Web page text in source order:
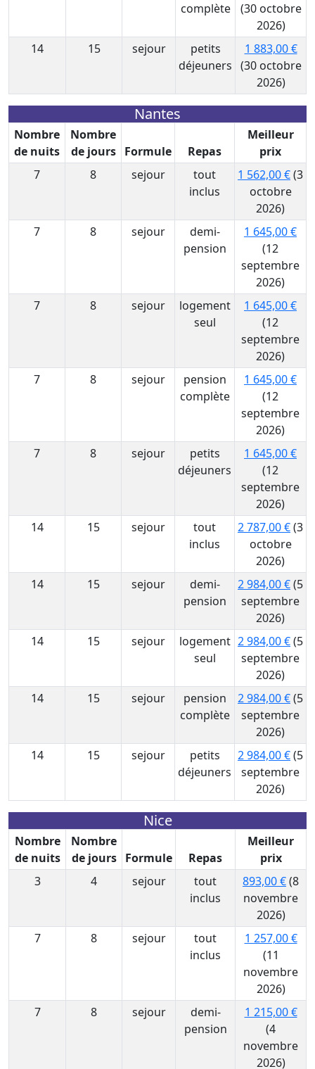
complète
(30 octobre
2026)
14
15 sejour
petits
déjeuners
1 883,00 €
(30 octobre
2026)
Nantes
Nombre
de nuits
Nombre
de jours
Formule Repas
Meilleur
prix
7
8 sejour
tout
inclus
1 562,00 €(3
octobre
2026)
7
8 sejour
demi-
pension
1 645,00 €
(12
septembre
2026)
7
8 sejour
logement
seul
1 645,00 €
(12
septembre
2026)
7
8 sejour
pension
complète
1 645,00 €
(12
septembre
2026)
7
8 sejour
petits
déjeuners
1 645,00 €
(12
septembre
2026)
14
15 sejour
tout
inclus
2 787,00 €(3
octobre
2026)
14
15 sejour
demi-
pension
2 984,00 €(5
septembre
2026)
14
15 sejour
logement
seul
2 984,00 €(5
septembre
2026)
14
15 sejour
pension
complète
2 984,00 €(5
septembre
2026)
14
15 sejour
petits
déjeuners
2 984,00 €(5
septembre
2026)
Nice
Nombre
de nuits
Nombre
de jours
Formule Repas
Meilleur
prix
3
4 sejour
tout
inclus
893,00 €(8
novembre
2026)
7
8 sejour
tout
inclus
1 257,00 €
(11
novembre
2026)
7
8 sejour
demi-
pension
1 215,00 €
(4
novembre
2026)